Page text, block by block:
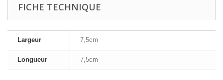
FICHE TECHNIQUE
Largeur 7,5cm
Longueur 7,5cm